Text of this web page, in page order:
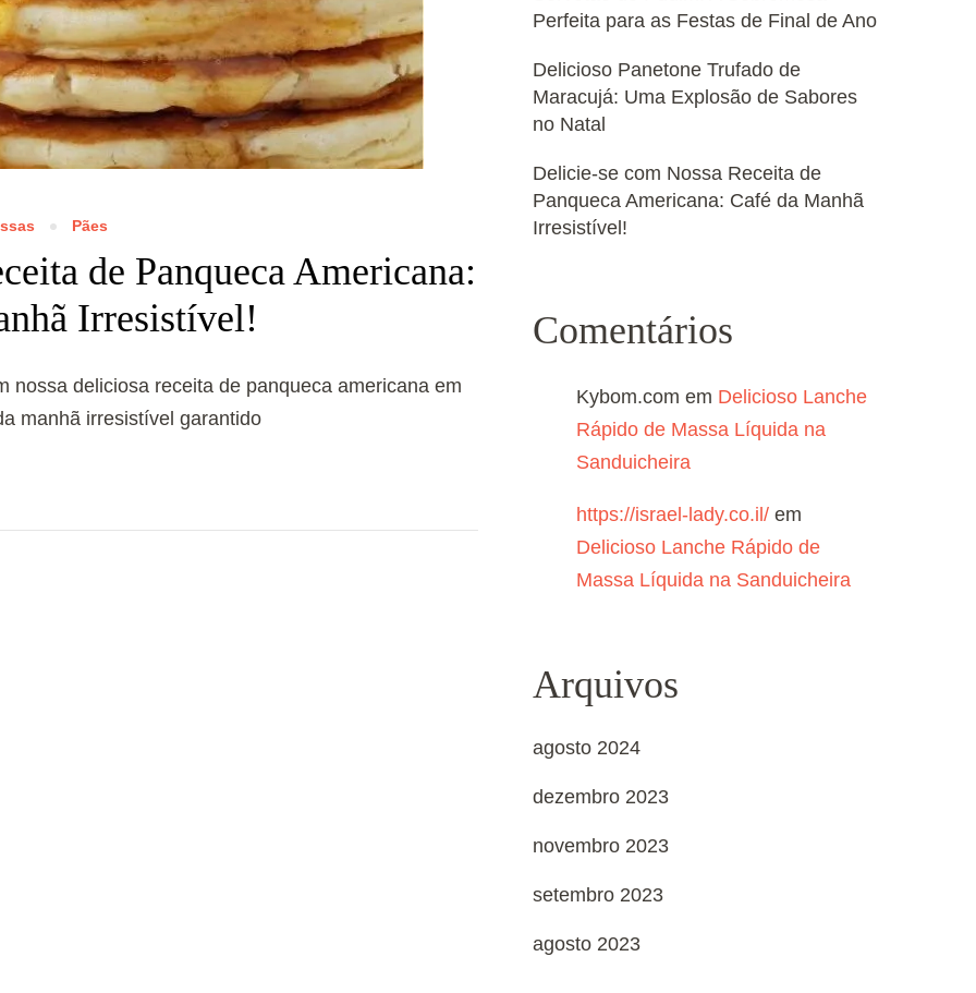
Pães
de Panqueca Americana:
Irresistível!
nossa deliciosa receita de panqueca americana em
manhã irresistível garantido
Perfeita para as Festas de Final de Ano
Delicioso Panetone Trufado de
Maracujá: Uma Explosão de Sabores
no Natal
Delicie-se com Nossa Receita de
Panqueca Americana: Café da Manhã
Irresistível!
Comentários
Kybom.com em Delicioso Lanche
Rápido de Massa Líquida na
Sanduicheira
https://israel-lady.co.il/ em
Delicioso Lanche Rápido de
Massa Líquida na Sanduicheira
Arquivos
agosto 2024
dezembro 2023
novembro 2023
setembro 2023
agosto 2023